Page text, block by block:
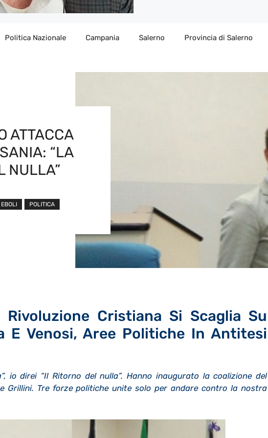
Politica Nazionale Campania Salerno Provincia di Salerno
ATTACCA
“LA
NULLA”
EBOLI POLITICA
Cristiana Si Scaglia Su
E Venosi, Aree Politiche In Antitesi
io direi “Il Ritorno del nulla”. Hanno inaugurato la coalizione del
Grillini. Tre forze politiche unite solo per andare contro la nostra